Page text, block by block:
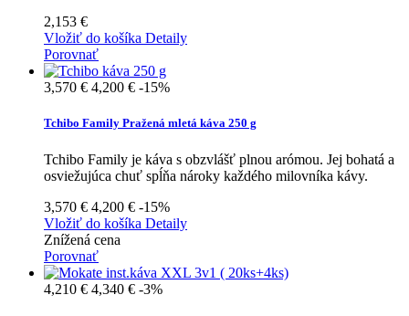
2,153 €
Vložiť do košíka Detaily
Porovnať
3,570 € 4,200 € -15%
Tchibo Family Pražená mletá káva 250 g
Tchibo Family je káva s obzvlášť plnou arómou. Jej bohatá a
osviežujúca chuť spĺňa nároky každého milovníka kávy.
3,570 € 4,200 € -15%
Vložiť do košíka Detaily
Znížená cena
Porovnať
4,210 € 4,340 € -3%